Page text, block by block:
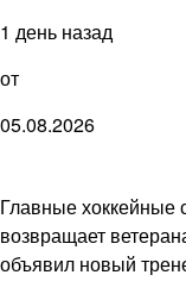
1 день назад
от
05.08.2026
Главные хоккейные
возвращает
объявил новый